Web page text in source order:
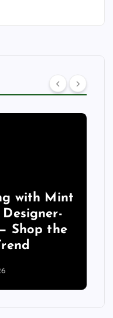
with Mint
Shop the